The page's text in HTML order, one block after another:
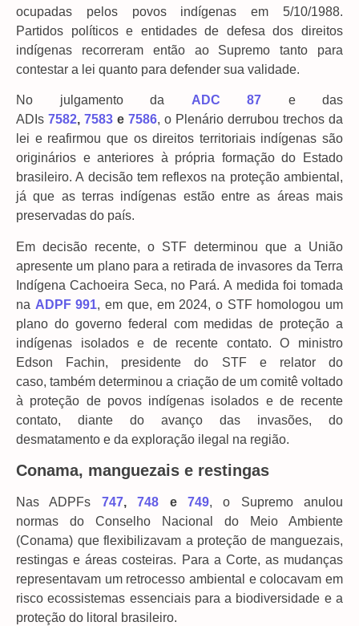
ocupadas pelos povos indígenas em 5/10/1988.
Partidos políticos e entidades de defesa dos direitos
indígenas recorreram então ao Supremo tanto para
contestar a lei quanto para defender sua validade.
No julgamento da ADC 87
e das
ADIs 7582, 7583 e 7586, o Plenário derrubou trechos da
lei e reafirmou que os direitos territoriais indígenas são
originários e anteriores à própria formação do Estado
brasileiro. A decisão tem reflexos na proteção ambiental,
já que as terras indígenas estão entre as áreas mais
preservadas do país.
Em decisão recente, o STF determinou que a União
apresente um plano para a retirada de invasores da Terra
Indígena Cachoeira Seca, no Pará. A medida foi tomada
na ADPF 991, em que, em 2024, o STF homologou um
plano do governo federal com medidas de proteção a
indígenas isolados e de recente contato. O ministro
Edson Fachin, presidente do STF e relator do
caso, também determinou a criação de um comitê voltado
à proteção de povos indígenas isolados e de recente
contato, diante do avanço das invasões, do
desmatamento e da exploração ilegal na região.
Conama, manguezais e restingas
Nas ADPFs 747,748 e 749, o Supremo anulou
normas do Conselho Nacional do Meio Ambiente
(Conama) que flexibilizavam a proteção de manguezais,
restingas e áreas costeiras. Para a Corte, as mudanças
representavam um retrocesso ambiental e colocavam em
risco ecossistemas essenciais para a biodiversidade e a
proteção do litoral brasileiro.